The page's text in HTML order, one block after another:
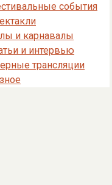
события
и карнавалы
и интервью
трансляции